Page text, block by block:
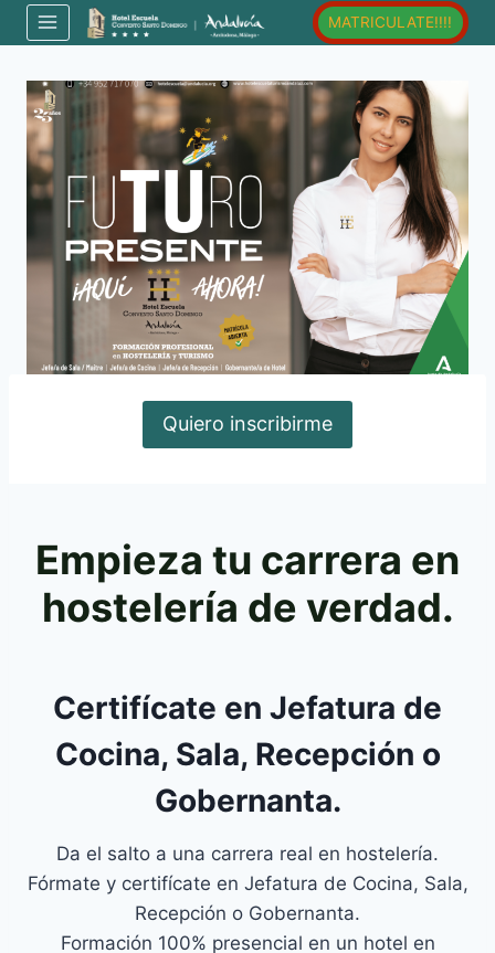
Saltar
al
MATRICULATE!!!!
Quiero inscribirme
Empieza tu carrera en
hostelería de verdad.
Certifícate en Jefatura de
Cocina, Sala, Recepción o
Gobernanta.
Da el salto a una carrera real en hostelería.
Fórmate y certifícate en Jefatura de Cocina, Sala,
Recepción o Gobernanta.
Formación 100% presencial en un hotel en